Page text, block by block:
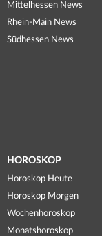
Mittelhessen News
Rhein-Main News
Südhessen News
HOROSKOP
Horoskop Heute
Horoskop Morgen
Wochenhoroskop
Monatshoroskop